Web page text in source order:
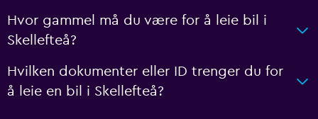
Hvor gammel må du være for å leie bil i
Skellefteå?
Hvilken dokumenter eller ID trenger du for
å leie en bil i Skellefteå?